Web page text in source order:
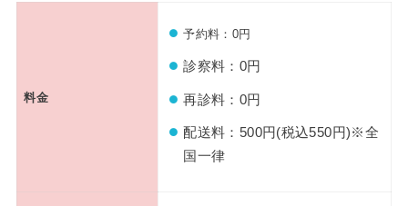
料金
予約料：0円
診察料：0円
再診料：0円
配送料：500円(税込550円)※全
国一律